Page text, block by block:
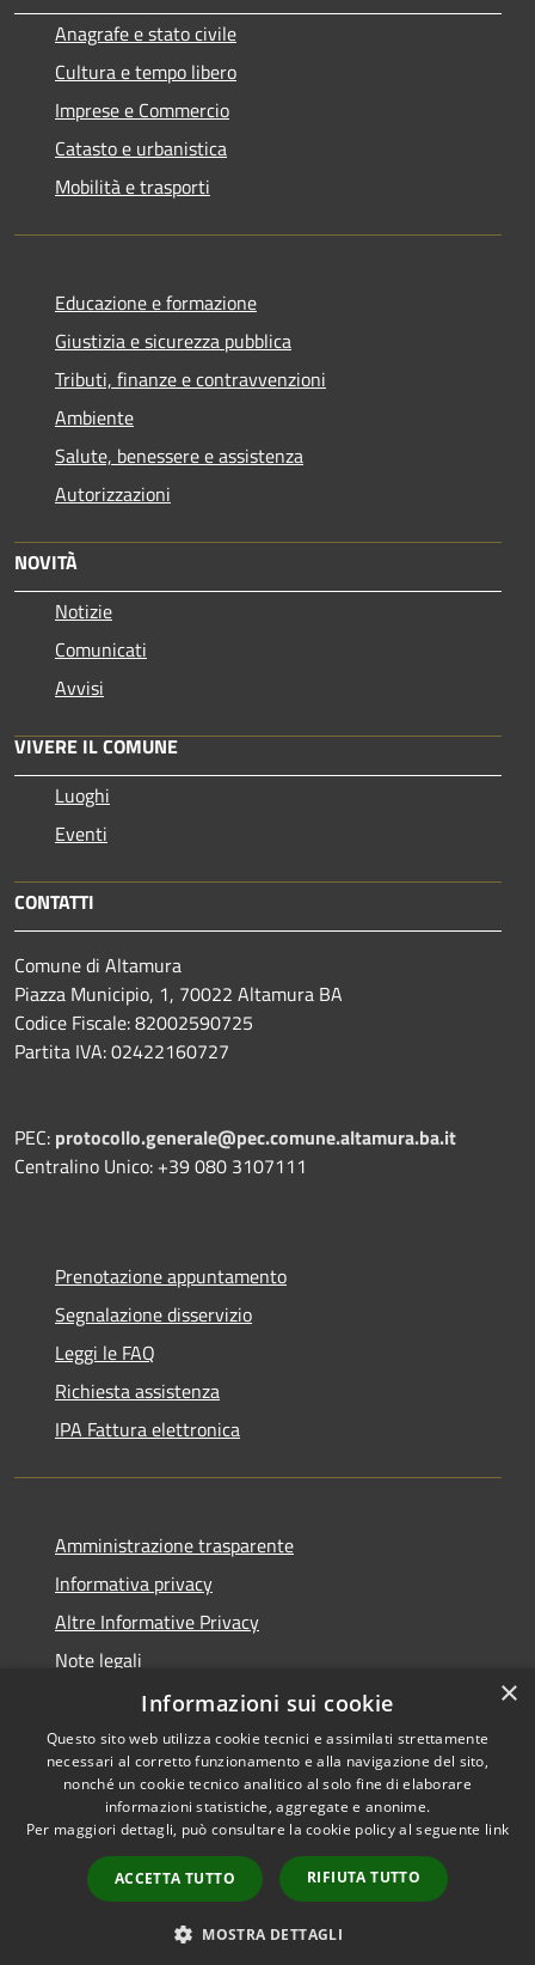
Anagrafe e stato civile
Cultura e tempo libero
Imprese e Commercio
Catasto e urbanistica
Mobilità e trasporti
Educazione e formazione
Giustizia e sicurezza pubblica
Tributi, finanze e contravvenzioni
Ambiente
Salute, benessere e assistenza
Autorizzazioni
NOVITÀ
Notizie
Comunicati
Avvisi
VIVERE IL COMUNE
Luoghi
Eventi
CONTATTI
Comune di Altamura
Piazza Municipio, 1, 70022 Altamura BA
Codice Fiscale: 82002590725
Partita IVA: 02422160727
PEC: protocollo.generale@pec.comune.altamura.ba.it
Centralino Unico: +39 080 3107111
Prenotazione appuntamento
Segnalazione disservizio
Leggi le FAQ
Richiesta assistenza
IPA Fattura elettronica
Amministrazione trasparente
Informativa privacy
Altre Informative Privacy
Note legali
Dichiarazione di accessibilità
RSS
Accessibilità
Copyright © 2026 • Comune di
Altamura • Powered by
Municipium•
Accesso
redazione
×
Informazioni sui cookie
Questo sito web utilizza cookie tecnici e assimilati strettamente
necessari al corretto funzionamento e alla navigazione del sito,
nonché un cookie tecnico analitico al solo fine di elaborare
informazioni statistiche, aggregate e anonime.
Per maggiori dettagli, può consultare la cookie policy al seguente link
ACCETTA TUTTO RIFIUTA TUTTO
MOSTRA DETTAGLI